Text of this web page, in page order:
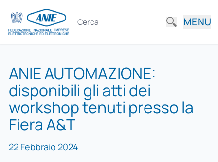
MENU
ANIE AUTOMAZIONE:
disponibili gli atti dei
workshop tenuti presso la
Fiera A&T
22 Febbraio 2024